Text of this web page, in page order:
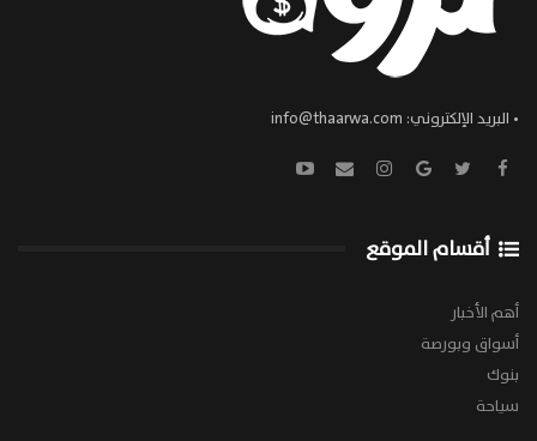
• البريد الإلكتروني: info@thaarwa.com
أقسام الموقع
أهم الأخبار
أسواق وبورصة
بنوك
سياحة